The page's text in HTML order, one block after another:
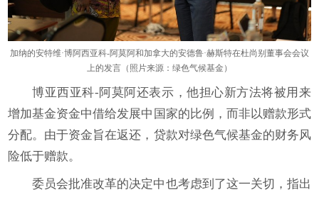
加纳的安特维·博阿西亚科-阿莫阿和加拿大的安德鲁·赫斯特在杜尚别董事会会议
上的发言（照片来源：绿色气候基金）
博亚西亚科-阿莫阿还表示，他担心新方法将被用来
增加基金资金中借给发展中国家的比例，而非以赠款形式
分配。由于资金旨在返还，贷款对绿色气候基金的财务风
险低于赠款。
委员会批准改革的决定中也考虑到了这一关切，指出